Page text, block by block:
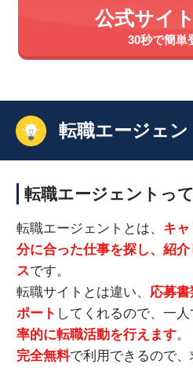
公式サイ
30秒で簡単
転職エージェン
転職エージェントっ
転職エージェントとは、 キ
分に合った仕事を探し、紹
スです。
転職サイトとは違い、 応募
ポート してくれるので、一
率的に転職活動を行えます。
完全無料で利用できるので